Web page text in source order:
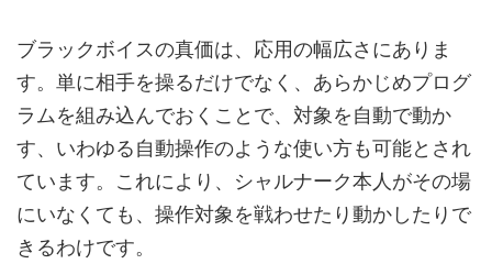
ブラックボイスの真価は、応用の幅広さにありま
す。単に相手を操るだけでなく、あらかじめプログ
ラムを組み込んでおくことで、対象を自動で動か
す、いわゆる自動操作のような使い方も可能とされ
ています。これにより、シャルナーク本人がその場
にいなくても、操作対象を戦わせたり動かしたりで
きるわけです。